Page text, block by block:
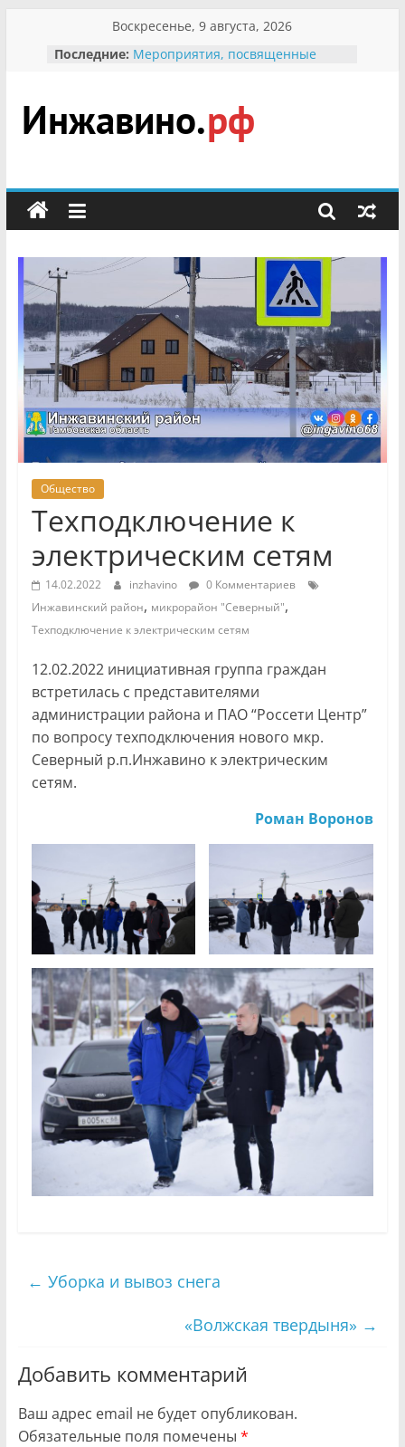
содержимому
Воскресенье, 9 августа, 2026
Последние: Мероприятия, посвященные
гражданин Инжавинского округа»
участнице Великой
Отечественной, фронтовичке
Безопасность в сети Интернет
мероприятии «Сохраним
первоцветы!»
В вольере Воронинского
заповедника родились крапчатые
суслики
Инжавино.рф
сельский
портал
Общество
Техподключение к
электрическим сетям
14.02.2022 inzhavino
0 Комментариев
Инжавинский район, микрорайон "Северный",
Техподключение к электрическим сетям
12.02.2022 инициативная группа граждан
встретилась с представителями
администрации района и ПАО “Россети Центр”
по вопросу техподключения нового мкр.
Северный р.п.Инжавино к электрическим
сетям.
Роман Воронов
← Уборка и вывоз снега
«Волжская твердыня» →
Добавить комментарий
Ваш адрес email не будет опубликован.
Обязательные поля помечены *